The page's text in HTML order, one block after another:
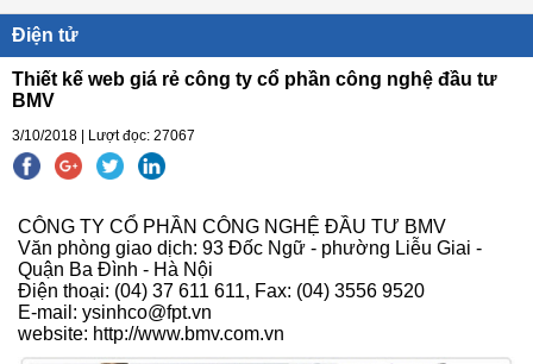
Điện tử
Thiết kế web giá rẻ công ty cổ phần công nghệ đầu tư
BMV
3/10/2018 | Lượt đọc: 27067
CÔNG TY CỔ PHẦN CÔNG NGHỆ ĐẦU TƯ BMV
Văn phòng giao dịch: 93 Đốc Ngữ - phường Liễu Giai -
Quận Ba Đình - Hà Nội
Điện thoại: (04) 37 611 611, Fax: (04) 3556 9520
E-mail: ysinhco@fpt.vn
website: http://www.bmv.com.vn